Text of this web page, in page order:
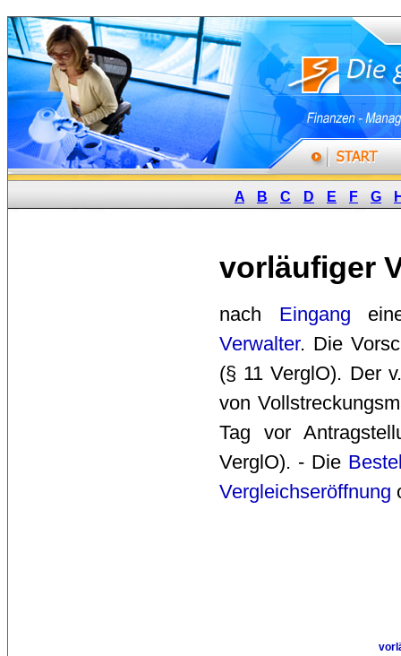
A B C D E F G
vorläufiger
nach Eingang
Verwalter. Die
(§ 11 VerglO). Der
von
Tag vor
VerglO). - Die
Vergleichseröffnung